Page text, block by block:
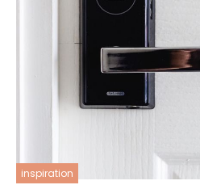
inspiration